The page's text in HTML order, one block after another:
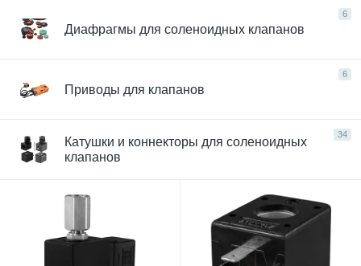
6
Диафрагмы для соленоидных клапанов
6
Приводы для клапанов
34
Катушки и коннекторы для соленоидных
клапанов